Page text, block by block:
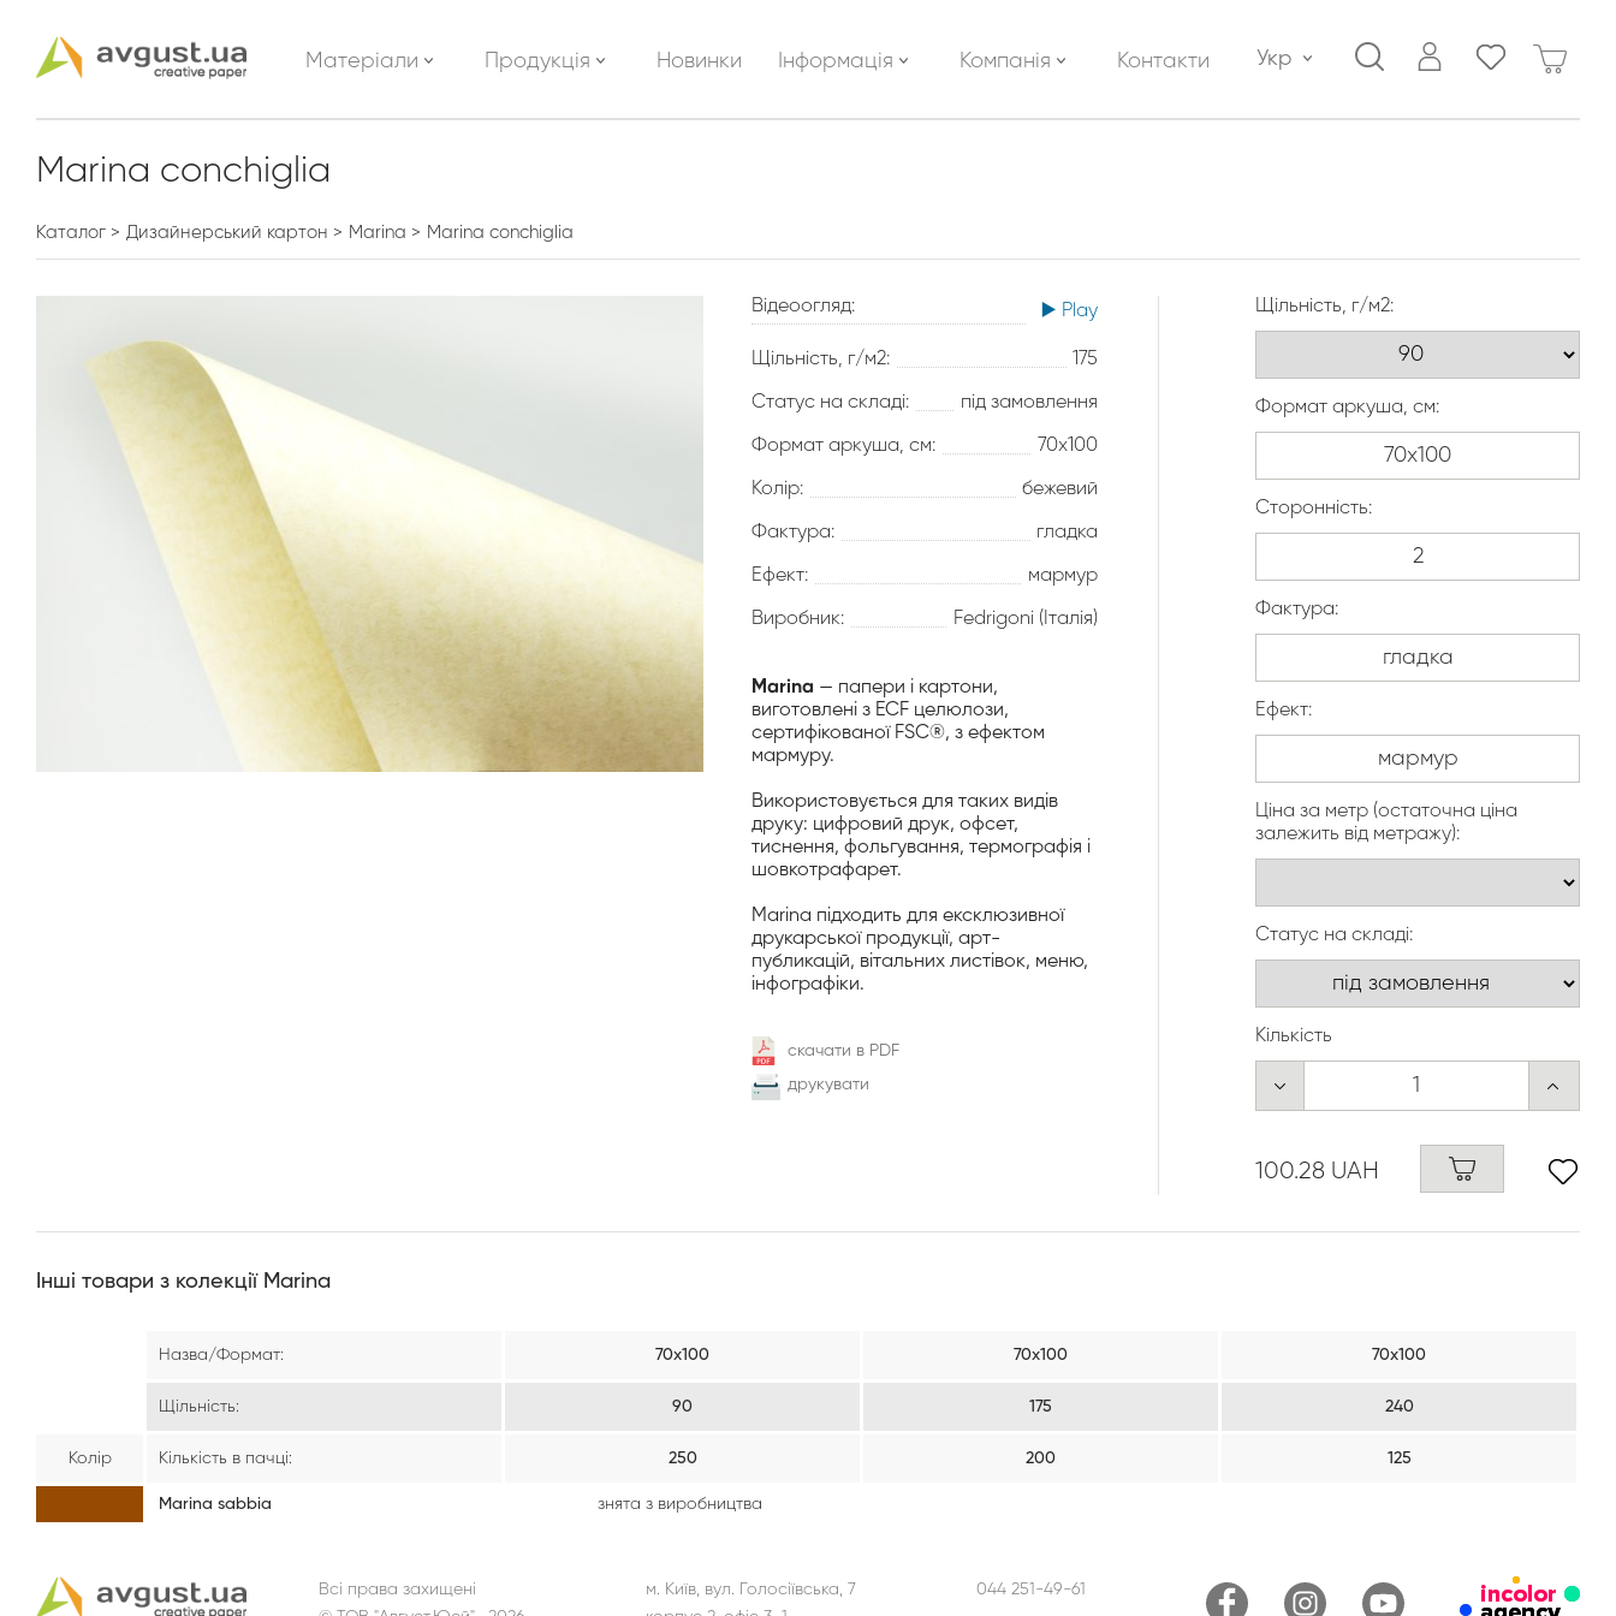
Матеріали Продукція Новинки Інформація Компанія Контакти Укр
Marina conchiglia
Каталог Дизайнерський картон Marina Marina conchiglia
Відеоогляд: ▶️ Play
Щільність, г/м2: 175
Статус на складі: під замовлення
Формат аркуша, см: 70х100
Колір: бежевий
Фактура: гладка
Ефект: мармур
Виробник: Fedrigoni (Італія)
Marina — папери і картони,
виготовлені з ECF целюлози,
сертифікованої FSC®, з ефектом
мармуру.
Використовується для таких видів
друку: цифровий друк, офсет,
тиснення, фольгування, термографія і
шовкотрафарет.
Marina підходить для ексклюзивної
друкарської продукції, арт-
публикацій, вітальних листівок, меню,
інфографіки.
скачати в PDF
друкувати
Щільність, г/м2:
Формат аркуша, см:
Сторонність:
Фактура:
Ефект:
Ціна за метр (остаточна ціна
залежить від метражу):
Статус на складі:
Кількість
100.28 UAH
Інші товари з колекції Marina
Назва/Формат: 70х100 70х100 70х100
Щільність: 90 175 240
Колір Кількість в пачці: 250 200 125
Marina sabbia знята з виробництва
Всі права захищені
м. Київ, вул. Голосіївська, 7
044 251-49-61